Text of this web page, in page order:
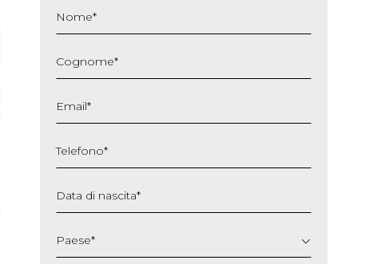
Nome*
Cognome*
Email*
Telefono*
Data di nascita*
slash
MM
Paese*